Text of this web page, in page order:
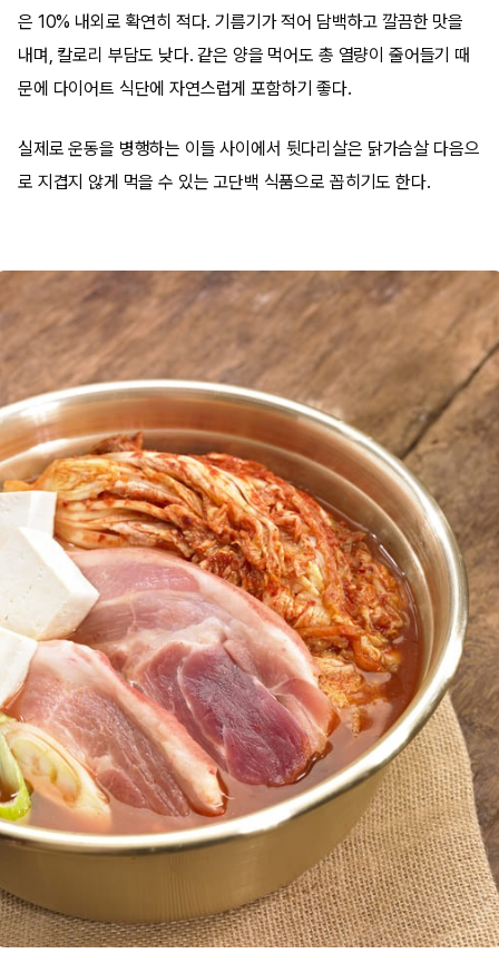
은 10% 내외로 확연히 적다. 기름기가 적어 담백하고 깔끔한 맛을
내며, 칼로리 부담도 낮다. 같은 양을 먹어도 총 열량이 줄어들기 때
문에 다이어트 식단에 자연스럽게 포함하기 좋다.
실제로 운동을 병행하는 이들 사이에서 뒷다리살은 닭가슴살 다음으
로 지겹지 않게 먹을 수 있는 고단백 식품으로 꼽히기도 한다.